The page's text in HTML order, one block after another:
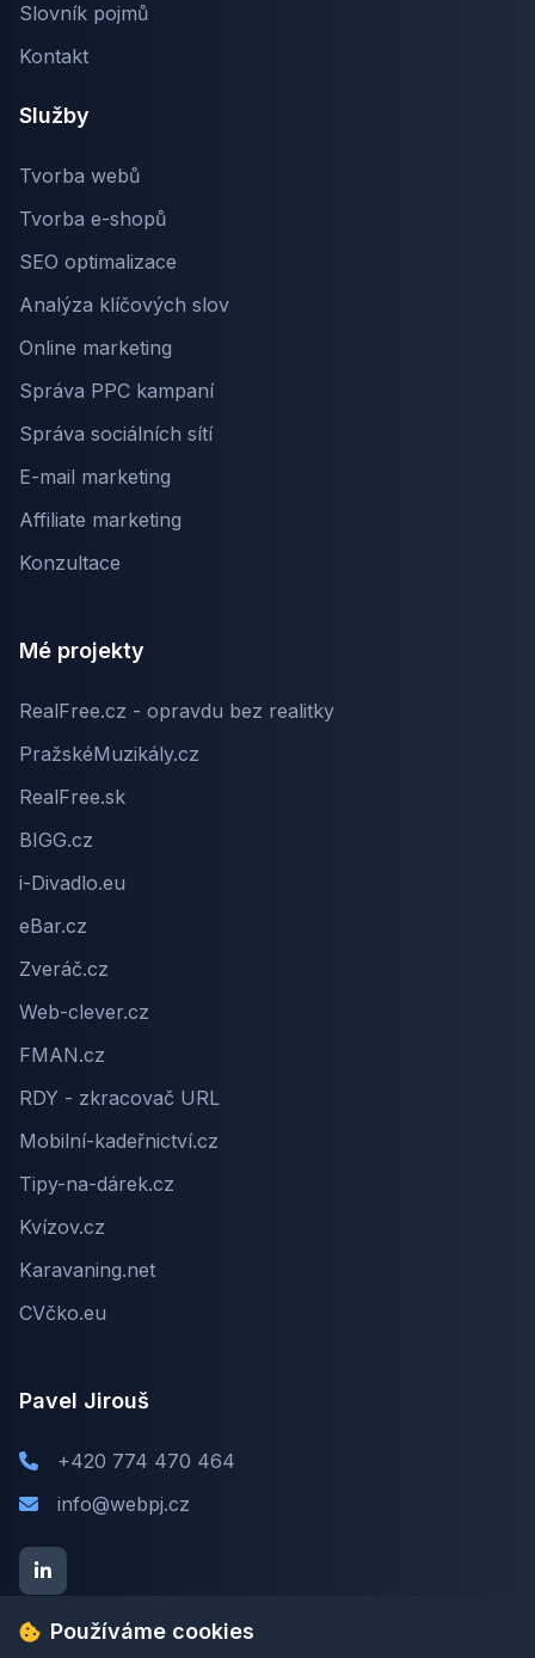
Slovník pojmů
Kontakt
Služby
Tvorba webů
Tvorba e-shopů
SEO optimalizace
Analýza klíčových slov
Online marketing
Správa PPC kampaní
Správa sociálních sítí
E-mail marketing
Affiliate marketing
Konzultace
Mé projekty
RealFree.cz - opravdu bez realitky
PražskéMuzikály.cz
RealFree.sk
BIGG.cz
i-Divadlo.eu
eBar.cz
Zveráč.cz
Web-clever.cz
FMAN.cz
RDY - zkracovač URL
Mobilní-kadeřnictví.cz
Tipy-na-dárek.cz
Kvízov.cz
Karavaning.net
CVčko.eu
Pavel Jirouš
+420 774 470 464
info@webpj.cz
Používáme cookies